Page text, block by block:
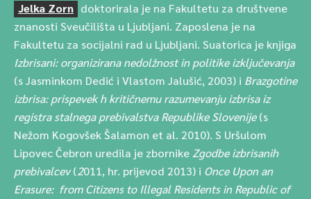
Jelka Zorn doktorirala je na Fakultetu za društvene
znanosti Sveučilišta u Ljubljani. Zaposlena je na
Fakultetu za socijalni rad u Ljubljani. Suatorica je knjiga
Izbrisani: organizirana nedolžnost in politike izključevanja
(s Jasminkom Dedić i Vlastom Jalušić, 2003) i Brazgotine
izbrisa: prispevek h kritičnemu razumevanju izbrisa iz
registra stalnega prebivalstva Republike Slovenije(s
Nežom Kogovšek Šalamon et al. 2010). S Uršulom
Lipovec Čebron uredila je zbornike Zgodbe izbrisanih
prebivalcev(2011, hr. prijevod 2013) i Once Upon an
Erasure: from Citizens to Illegal Residents in Republic of